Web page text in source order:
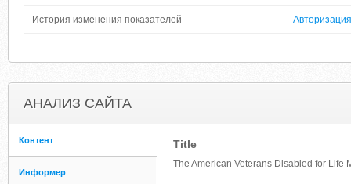
История изменения показателей Авторизация
АНАЛИЗ САЙТА
Контент
Информер
Title
The American Veterans Disabled for Life